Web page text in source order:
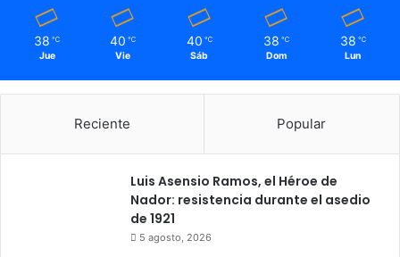
38 ℃
Jue
40 ℃
Vie
40 ℃
Sáb
38 ℃
Dom
38 ℃
Lun
Reciente Popular
Luis Asensio Ramos, el Héroe de
Nador: resistencia durante el asedio
de 1921
5 agosto, 2026